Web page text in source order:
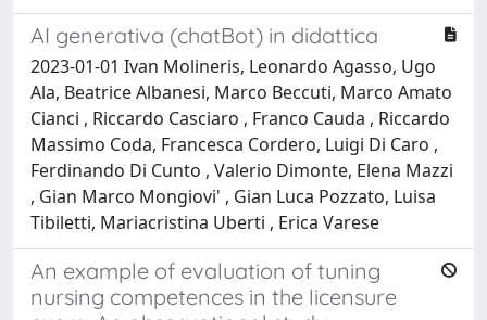
AI generativa (chatBot) in didattica
2023-01-01 Ivan Molineris, Leonardo Agasso, Ugo
Ala, Beatrice Albanesi, Marco Beccuti, Marco Amato
Cianci , Riccardo Casciaro , Franco Cauda , Riccardo
Massimo Coda, Francesca Cordero, Luigi Di Caro ,
Ferdinando Di Cunto , Valerio Dimonte, Elena Mazzi
, Gian Marco Mongiovi' , Gian Luca Pozzato, Luisa
Tibiletti, Mariacristina Uberti , Erica Varese
An example of evaluation of tuning
nursing competences in the licensure